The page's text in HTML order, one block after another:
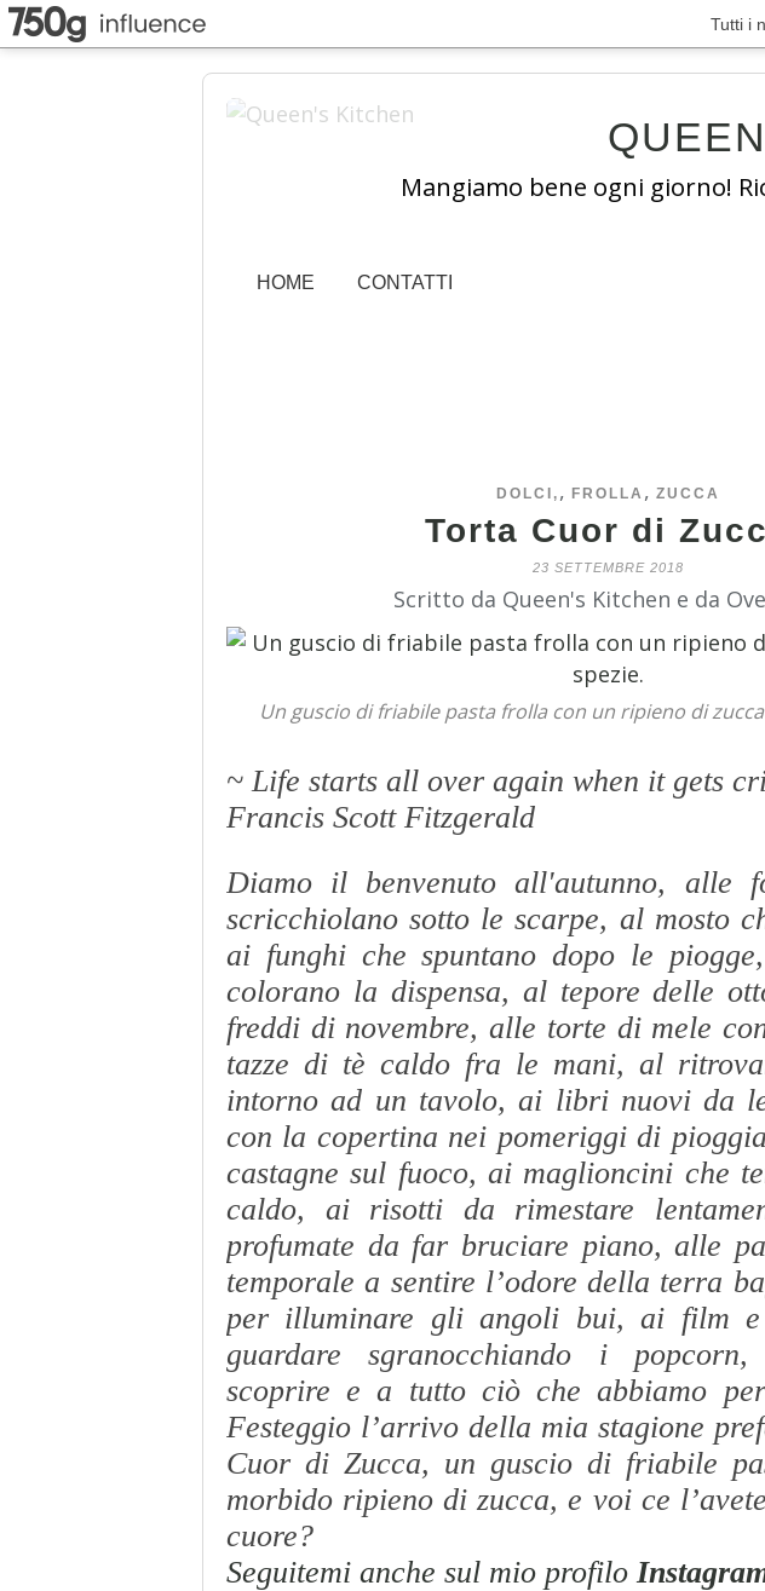
Tutti i
Mangiamo bene ogni giorno!
HOME CONTATTI
DOLCI, , FROLLA , ZUCCA
Torta Cuor di
23 SETTEMBRE 2018
Scritto da Queen's Kitchen e da
Un guscio di friabile pasta frolla con un ripieno di
~ Life starts all over again when it gets
Francis Scott Fitzgerald
Diamo il benvenuto all'autunno, alle
scricchiolano sotto le scarpe, al mosto
ai funghi che spuntano dopo le
colorano la dispensa, al tepore delle
freddi di novembre, alle torte di mele
tazze di tè caldo fra le mani, al
intorno ad un tavolo, ai libri nuovi da
con la copertina nei pomeriggi di
castagne sul fuoco, ai maglioncini che
caldo, ai risotti da rimestare
profumate da far bruciare piano, alle
temporale a sentire l’odore della terra
per illuminare gli angoli bui, ai film
guardare sgranocchiando i
scoprire e a tutto ciò che abbiamo
Festeggio l’arrivo della mia stagione
Cuor di Zucca, un guscio di friabile
morbido ripieno di zucca, e voi ce
cuore?
Seguitemi anche sul mio profilo